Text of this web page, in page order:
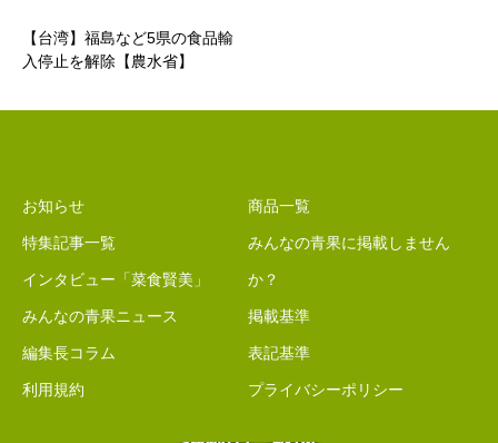
【台湾】福島など5県の食品輸
入停止を解除【農水省】
お知らせ
特集記事一覧
インタビュー「菜食賢美」
みんなの青果ニュース
編集長コラム
利用規約
商品一覧
みんなの青果に掲載しません
か？
掲載基準
表記基準
プライバシーポリシー